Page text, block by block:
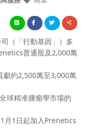
（「行動基因」）多
普通股及2,000萬
獻約2,500萬至3,000萬
球精准腫瘤學市場的
月1日起加入Prenetics